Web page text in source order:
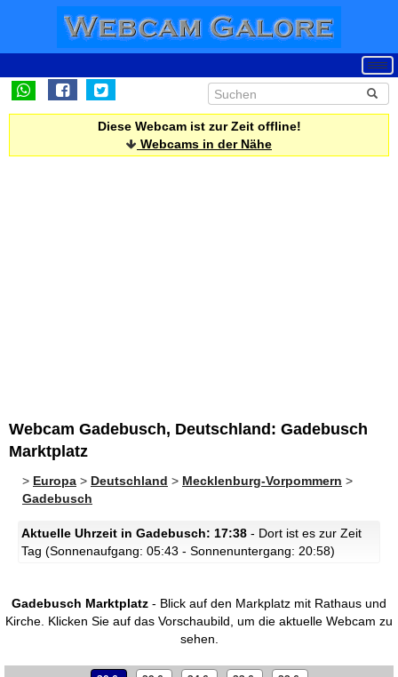
Diese Webcam ist zur Zeit offline!
Webcams in der Nähe
Webcam Gadebusch, Deutschland: Gadebusch
Marktplatz
> Europa > Deutschland > Mecklenburg-Vorpommern >
Gadebusch
Aktuelle Uhrzeit in Gadebusch: 17:38 - Dort ist es zur Zeit
Tag (Sonnenaufgang: 05:43 - Sonnenuntergang: 20:58)
Gadebusch Marktplatz - Blick auf den Markplatz mit Rathaus und
Kirche. Klicken Sie auf das Vorschaubild, um die aktuelle Webcam zu
sehen.